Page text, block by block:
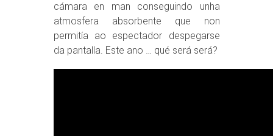
cámara en man conseguindo unha
atmosfera absorbente que non
permitía ao espectador despegarse
da pantalla. Este ano … qué será será?